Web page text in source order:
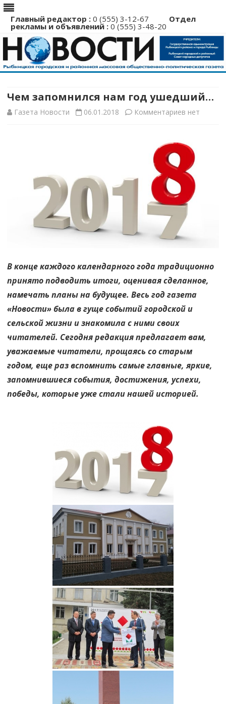
Главный редактор : 0 (555) 3-12-67 Отдел
рекламы и объявлений : 0 (555) 3-48-20
Перейти
Чем запомнился нам год ушедший…
Газета Новости 06.01.2018 Комментариев к
Чем
запомнился
нам
год
ушедший…
нет
В конце каждого календарного года традиционно
принято подводить итоги, оценивая сделанное,
намечать планы на будущее. Весь год газета
«Новости» была в гуще событий городской и
сельской жизни и знакомила с ними своих
читателей. Сегодня редакция предлагает вам,
уважаемые читатели, прощаясь со старым
годом, еще раз вспомнить самые главные, яркие,
запомнившиеся события, достижения, успехи,
победы, которые уже стали нашей историей.